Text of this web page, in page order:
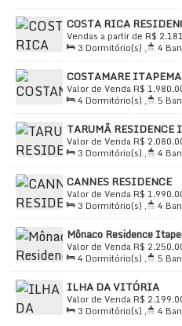
2 Sala(s) , 3 ~ 4
Vaga(s), Útil: 144.00m²
COSTA RICA
R$
Vendas a partir de
Praia, Itapema, Santa
3 Dormitório(s) , 4
Sala(s) , 3Suíte(s) ,
Útil:138.90m²
COSTAMARE ITAPEMA
R$
Valor de Venda
Praia, Itapema, Santa
4 Dormitório(s) , 5
Sala(s) , 4Suíte(s) ,
145.00m²
TARUMÃ RESIDENCE
R$
Valor de Venda
Praia, Itapema, Santa
3 Dormitório(s) , 4
Sala(s) , 3Suíte(s) ,
Distância do Mar, Útil:136
CANNES RESIDENCE
R$
Valor de Venda
Praia, Itapema, Santa
3 Dormitório(s) , 4
Sala(s) , 3Suíte(s) ,
140.00m²
Mônaco Residence
R$
Valor de Venda
Itapema, Santa Catarina,
4 Dormitório(s) , 5
Sala(s) , 4Suíte(s) ,
Distância do Mar, Útil:
ILHA DA VITÓRIA
R$
Valor de Venda
Praia, Itapema, Santa
3 Dormitório(s) , 4